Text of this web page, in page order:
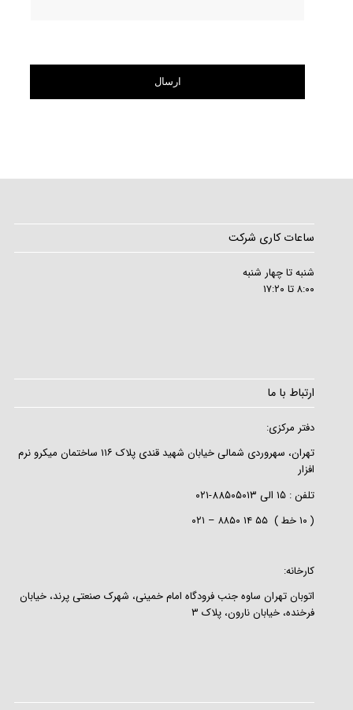
ساعات کاری شرکت
شنبه تا چهار شنبه
۸:۰۰ تا ۱۷:۲۰
ارتباط با ما
دفتر مرکزی:
تهران، سهروردی شمالی خیابان شهید قندی پلاک ۱۱۶ ساختمان میکرو نرم
افزار
تلفن : ۱۵ الی ۸۸۵۰۵۰۱۳-۰۲۱
( ۱۰ خط ) ۵۵ ۱۴ ۸۸۵۰ – ۰۲۱
کارخانه:
اتوبان تهران ساوه جنب فرودگاه امام خمینی، شهرک صنعتی پرند، خیابان
فرخنده، خیابان نارون، پلاک ۳